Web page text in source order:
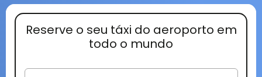
Reserve o seu táxi do aeroporto em
todo o mundo